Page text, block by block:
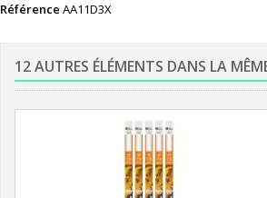
Référence AA11D3X
12 AUTRES ÉLÉMENTS DANS LA